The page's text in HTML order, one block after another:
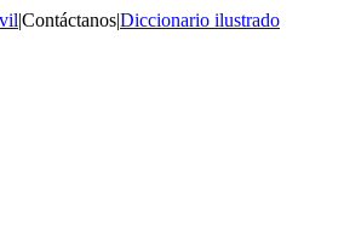
|Contáctanos|Diccionario ilustrado